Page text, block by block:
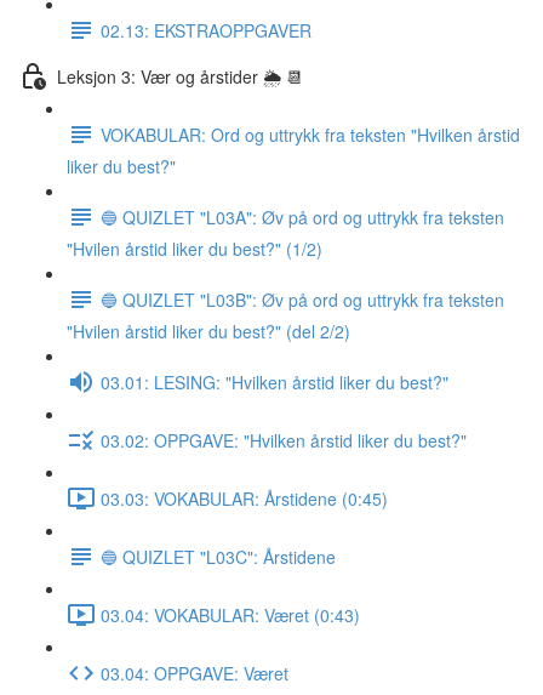
02.13: EKSTRAOPPGAVER
Leksjon 3: Vær og årstider 🌦 📆
VOKABULAR: Ord og uttrykk fra teksten "Hvilken årstid
liker du best?"
🔵 QUIZLET "L03A": Øv på ord og uttrykk fra teksten
"Hvilen årstid liker du best?" (1/2)
🔵 QUIZLET "L03B": Øv på ord og uttrykk fra teksten
"Hvilen årstid liker du best?" (del 2/2)
03.01: LESING: "Hvilken årstid liker du best?"
03.02: OPPGAVE: "Hvilken årstid liker du best?"
03.03: VOKABULAR: Årstidene (0:45)
🔵 QUIZLET "L03C": Årstidene
03.04: VOKABULAR: Været (0:43)
03.04: OPPGAVE: Været